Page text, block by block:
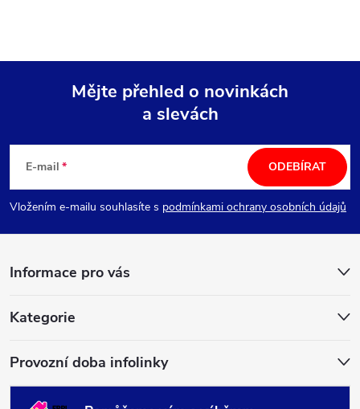
p
a
Mějte přehled o novinkách
a slevách
E-mail
Vložením e-mailu souhlasíte s podmínkami ochrany osobních údajů
ODEBÍRAT
Informace pro vás
Kategorie
Provozní doba infolinky